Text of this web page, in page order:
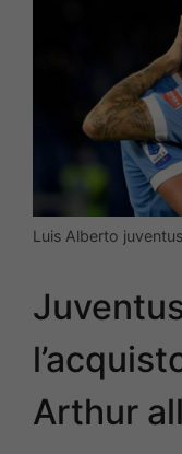
Luis Alberto juventus
Arthur